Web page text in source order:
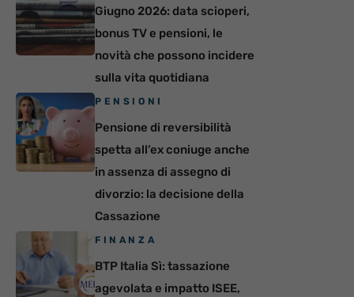
Giugno 2026: data scioperi,
bonus TV e pensioni, le
novità che possono incidere
sulla vita quotidiana
PENSIONI
Pensione di reversibilità
spetta all’ex coniuge anche
in assenza di assegno di
divorzio: la decisione della
Cassazione
FINANZA
BTP Italia Sì: tassazione
agevolata e impatto ISEE,